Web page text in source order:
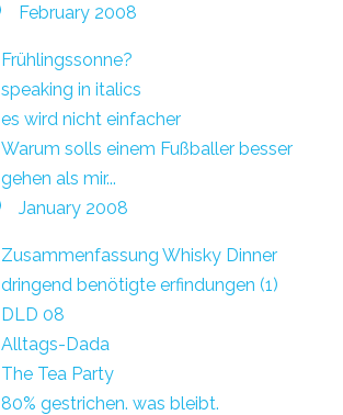
February 2008
Frühlingssonne?
speaking in italics
es wird nicht einfacher
Warum solls einem Fußballer besser
gehen als mir...
January 2008
Zusammenfassung Whisky Dinner
dringend benötigte erfindungen (1)
DLD 08
Alltags-Dada
The Tea Party
80% gestrichen. was bleibt.